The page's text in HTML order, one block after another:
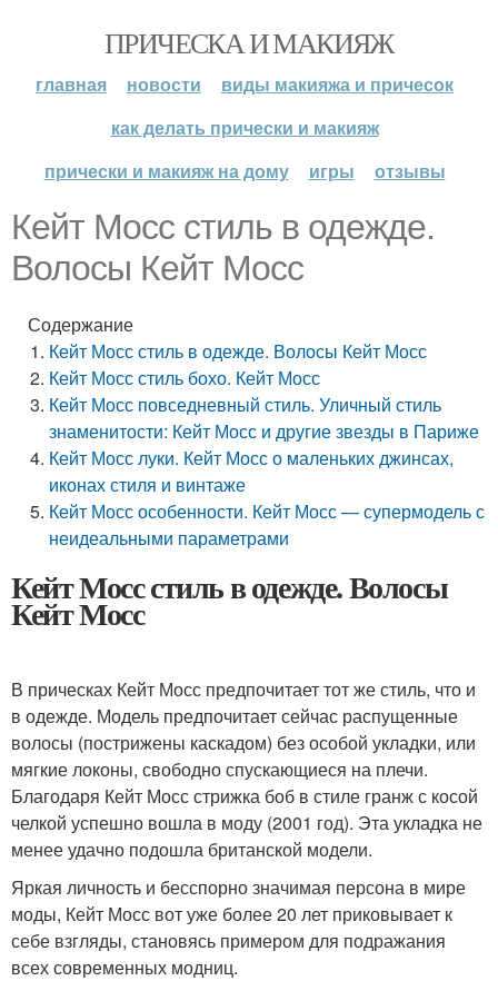
ПРИЧЕСКА И МАКИЯЖ
главная новости
виды макияжа и причесок
как делать прически и макияж
прически и макияж на дому
игры отзывы
Кейт Мосс стиль в одежде.
Волосы Кейт Мосс
Содержание
Кейт Мосс стиль в одежде. Волосы Кейт Мосс
Кейт Мосс стиль бохо. Кейт Мосс
Кейт Мосс повседневный стиль. Уличный стиль
знаменитости: Кейт Мосс и другие звезды в Париже
Кейт Мосс луки. Кейт Мосс о маленьких джинсах,
иконах стиля и винтаже
Кейт Мосс особенности. Кейт Мосс — супермодель с
неидеальными параметрами
Кейт Мосс стиль в одежде. Волосы
Кейт Мосс
В прическах Кейт Мосс предпочитает тот же стиль, что и
в одежде. Модель предпочитает сейчас распущенные
волосы (пострижены каскадом) без особой укладки, или
мягкие локоны, свободно спускающиеся на плечи.
Благодаря Кейт Мосс стрижка боб в стиле гранж с косой
челкой успешно вошла в моду (2001 год). Эта укладка не
менее удачно подошла британской модели.
Яркая личность и бесспорно значимая персона в мире
моды, Кейт Мосс вот уже более 20 лет приковывает к
себе взгляды, становясь примером для подражания
всех современных модниц.